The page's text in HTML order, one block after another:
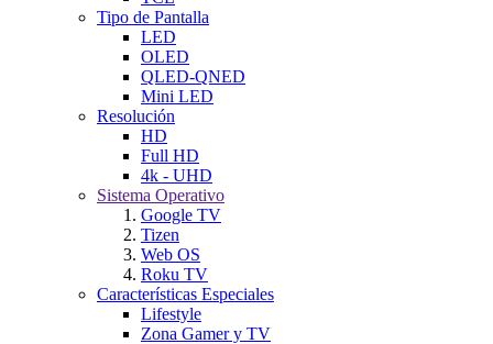
Tipo de Pantalla
LED
OLED
QLED-QNED
Mini LED
Resolución
HD
Full HD
4k - UHD
Sistema Operativo
Google TV
Tizen
Web OS
Roku TV
Características Especiales
Lifestyle
Zona Gamer y TV